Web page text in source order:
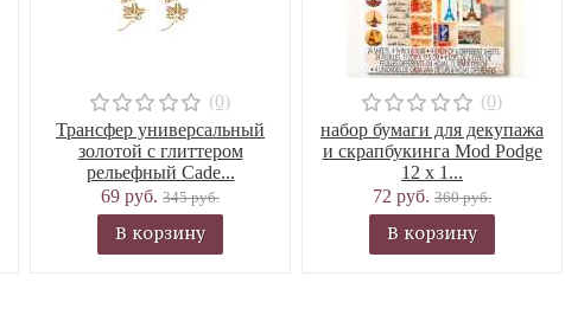
(0)
Трансфер универсальный
золотой с глиттером
рельефный Cade...
69 руб. 345 руб.
В корзину
(0)
набор бумаги для декупажа
и скрапбукинга Mod Podge
12 х 1...
72 руб. 360 руб.
В корзину